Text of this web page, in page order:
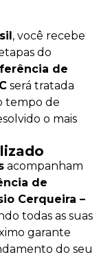
, você recebe
do
de
será tratada
tempo de
o mais
acompanham
de
Cerqueira –
todas as suas
garante
do seu